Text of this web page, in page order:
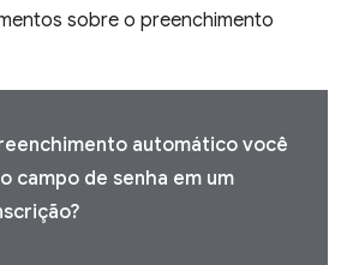
sobre o preenchimento
automático você
campo de senha em um